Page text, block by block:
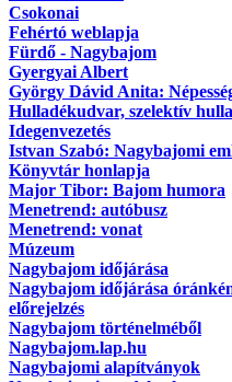
Csokonai
Fehértó weblapja
Fürdő - Nagybajom
Gyergyai Albert
György Dávid Anita:
Hulladékudvar, szelektív
Idegenvezetés
Istvan Szabó: Nagybajomi
Könyvtár honlapja
Major Tibor: Bajom humora
Menetrend: autóbusz
Menetrend: vonat
Múzeum
Nagybajom időjárása
Nagybajom időjárása
előrejelzés
Nagybajom történelméből
Nagybajom.lap.hu
Nagybajomi alapítványok